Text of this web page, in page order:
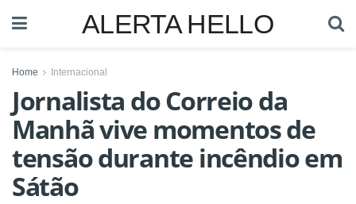
ALERTA HELLO
Home Internacional
Jornalista do Correio da
Manhã vive momentos de
tensão durante incêndio em
Sátão